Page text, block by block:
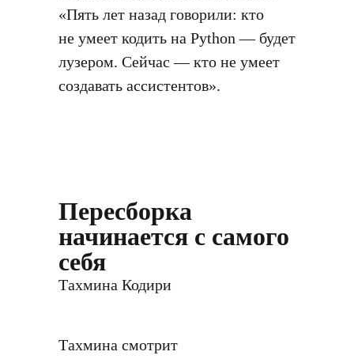
«Пять лет назад говорили: кто
не умеет кодить на Python — будет
лузером. Сейчас — кто не умеет
создавать ассистентов».
Пересборка
начинается с самого
себя
Тахмина Кодири
Тахмина смотрит